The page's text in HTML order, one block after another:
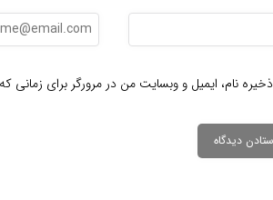
ذخیره نام، ایمیل و وبسایت من در مرورگر برای زمانی